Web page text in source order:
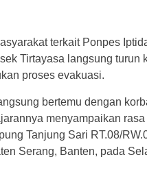
terkait Ponpes
Tirtayasa langsung turun
proses evakuasi.
bertemu dengan
menyampaikan
Tanjung Sari RT.08/
Serang, Banten, pada